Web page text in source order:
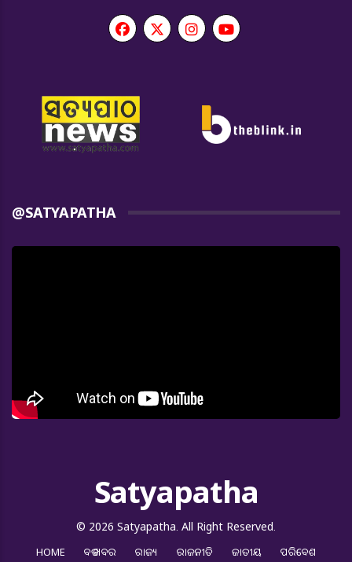
@SATYAPATHA
Satyapatha
© 2026 Satyapatha. All Right Reserved.
HOME ବଡ ଖବର ରାଜ୍ୟ ରାଜନୀତି ଜାତୀୟ ପରିବେଶ